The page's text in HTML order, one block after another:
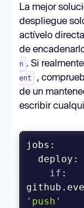
La mejor
despliegue
actívelo
de
n . Si
ent
,
de un
escribir
if :
'push'